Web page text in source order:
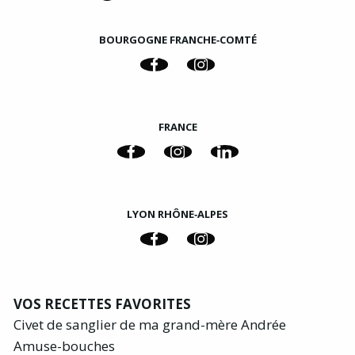
BOURGOGNE FRANCHE‑COMTÉ
FRANCE
LYON RHÔNE‑ALPES
VOS RECETTES FAVORITES
Civet de sanglier de ma grand-mère Andrée
Amuse-bouches